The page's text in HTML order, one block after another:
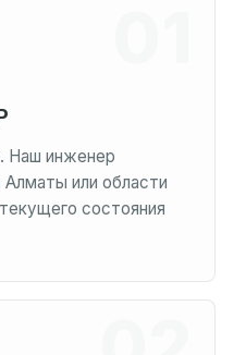
Наш инженер
или области
состояния